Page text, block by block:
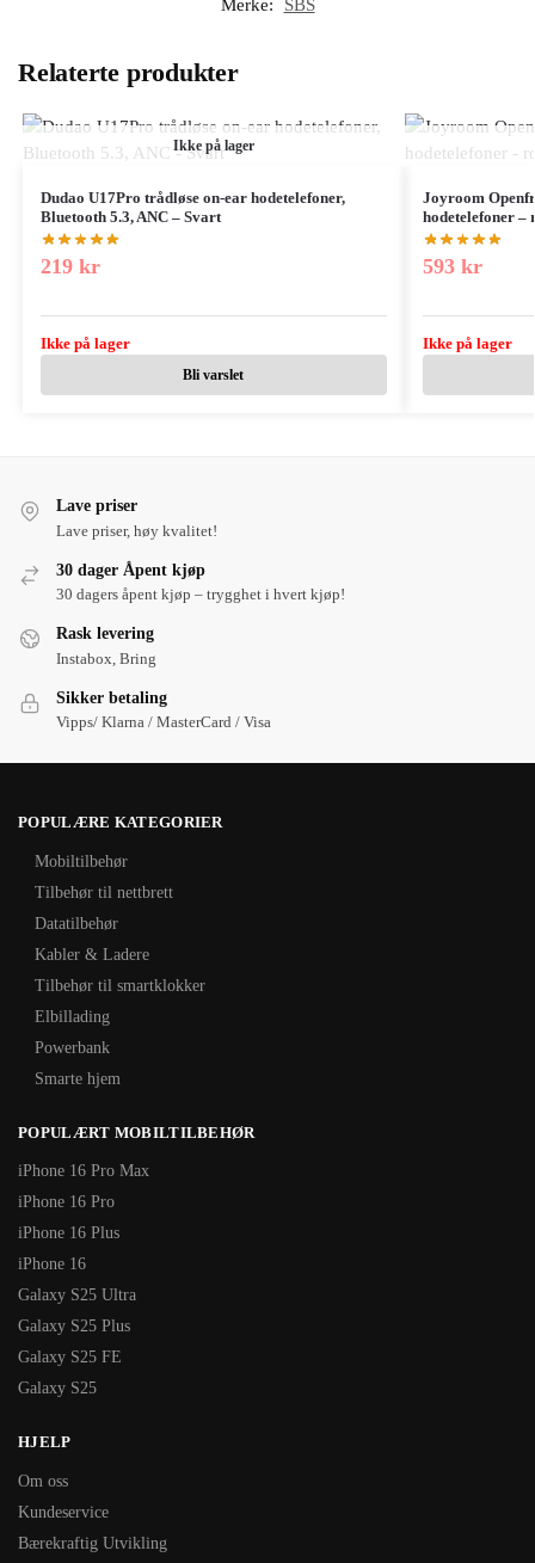
Merke: SBS
Relaterte produkter
Ikke på lager
Dudao U17Pro trådløse on-ear hodetelefoner,
Bluetooth 5.3, ANC – Svart
219 kr
Ikke på lager
Bli varslet
Joyroom
hodetelefoner –
593 kr
Ikke på lager
Lave priser
Lave priser, høy kvalitet!
30 dager Åpent kjøp
30 dagers åpent kjøp – trygghet i hvert kjøp!
Rask levering
Instabox, Bring
Sikker betaling
Vipps/ Klarna / MasterCard / Visa
POPULÆRE KATEGORIER
Mobiltilbehør
Tilbehør til nettbrett
Datatilbehør
Kabler & Ladere
Tilbehør til smartklokker
Elbillading
Powerbank
Smarte hjem
POPULÆRT MOBILTILBEHØR
iPhone 16 Pro Max
iPhone 16 Pro
iPhone 16 Plus
iPhone 16
Galaxy S25 Ultra
Galaxy S25 Plus
Galaxy S25 FE
Galaxy S25
HJELP
Om oss
Kundeservice
Bærekraftig Utvikling